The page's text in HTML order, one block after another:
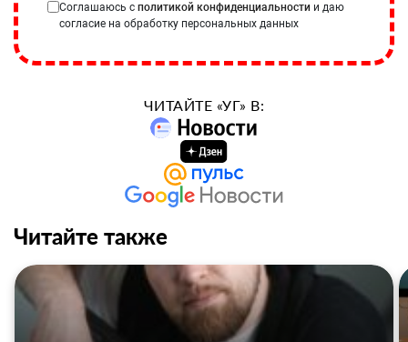
Соглашаюсь с политикой конфиденциальности и даю
согласие на обработку персональных данных
ЧИТАЙТЕ «УГ» В:
Читайте также